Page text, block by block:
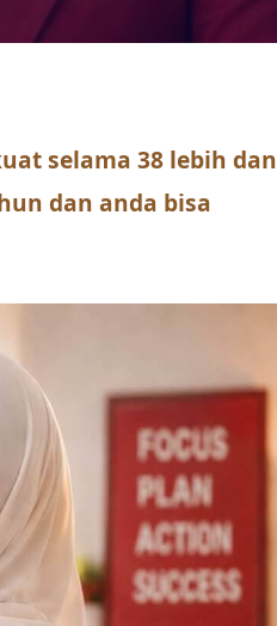
selama 38 lebih dan
dan anda bisa